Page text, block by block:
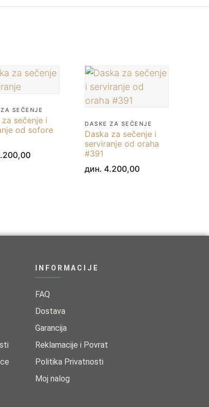
SEČENJE
za sečenje i
od sofore
DASKE ZA SEČENJE
Daska za sečenje i
serviranje od oraha
#391
дин. 4.200,00
INFORMACIJE
FAQ
Dostava
Garancija
Reklamacije i Povrat
Politika Privatnosti
Moj nalog